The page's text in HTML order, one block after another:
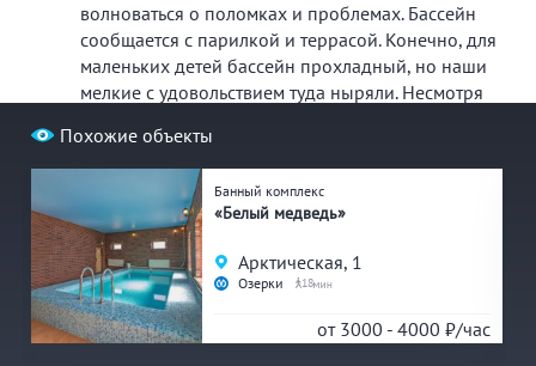
Похожие объекты
Банный комплекс
«Белый медведь»
Арктическая, 1
Озерки 18
от 3000 - 4000 ₽/час
волноваться о поломках и проблемах. Бассейн
сообщается с парилкой и террасой. Конечно, для
маленьких детей бассейн прохладный, но наши
мелкие с удовольствием туда ныряли. Несмотря
загородного отдыха. Замечательное место для
досуга! Удобно, что можно оплатить
бронирование коттеджа по куэр-коду. Скоро
посетим третий раз и получим постоянный
дисконт))
В последний раз печь была не сильно растоплена,
не хватало разогреть каменку для хорошего пара